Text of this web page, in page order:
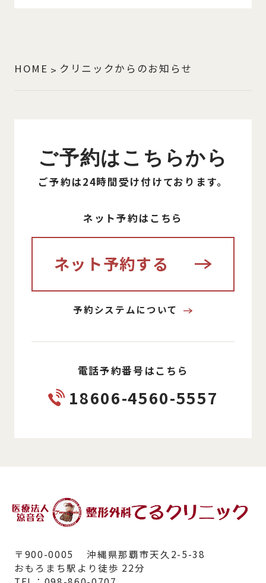
HOME クリニックからのお知らせ
ご予約はこちらから
ご予約は24時間受け付けております。
ネット予約はこちら
ネット予約する
予約システムについて
電話予約番号はこちら
18606-4560-5557
〒900-0005 沖縄県那覇市天久2-5-38
おもろまち駅より徒歩 22分